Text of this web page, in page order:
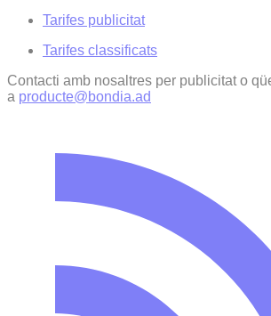
Tarifes publicitat
Tarifes classificats
Contacti amb nosaltres per publicitat o
a producte@bondia.ad